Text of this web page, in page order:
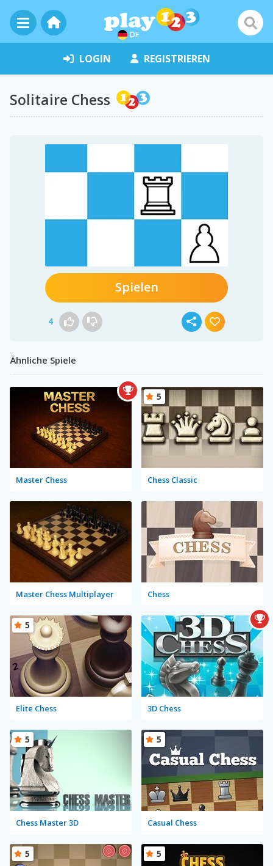
DE
LOGIN REGISTRIEREN
Solitaire Chess
Spielen
4
Ähnliche Spiele
Master Chess Chess Classic
5
Master Chess Multiplayer Chess
Elite Chess
5
3D Chess
Chess Master 3D
5
Casual Chess
5
5 5